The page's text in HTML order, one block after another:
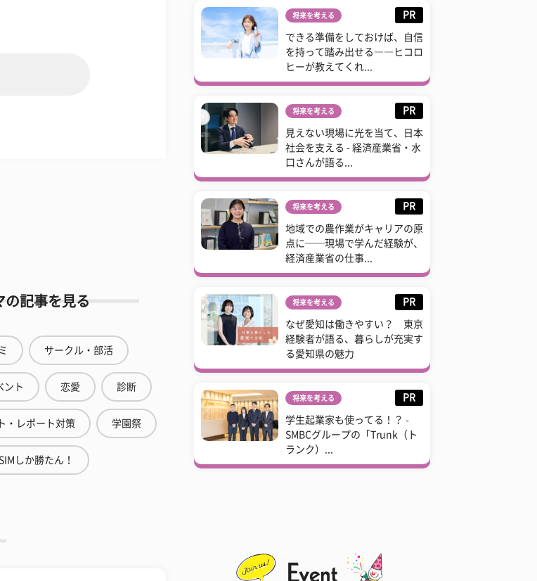
の記事を見る
サークル・部活
ント 恋愛 診断
・レポート対策 学園祭
しか勝たん！
将来を考える PR
できる準備をしておけば、自信
を持って踏み出せる――ヒコロ
ヒーが教えてくれ...
将来を考える PR
見えない現場に光を当て、日本
社会を支える - 経済産業省・水
口さんが語る...
将来を考える PR
地域での農作業がキャリアの原
点に──現場で学んだ経験が、
経済産業省の仕事...
将来を考える PR
なぜ愛知は働きやすい？ 東京
経験者が語る、暮らしが充実す
る愛知県の魅力
将来を考える PR
学生起業家も使ってる！？ -
SMBCグループの「Trunk（ト
ランク）...